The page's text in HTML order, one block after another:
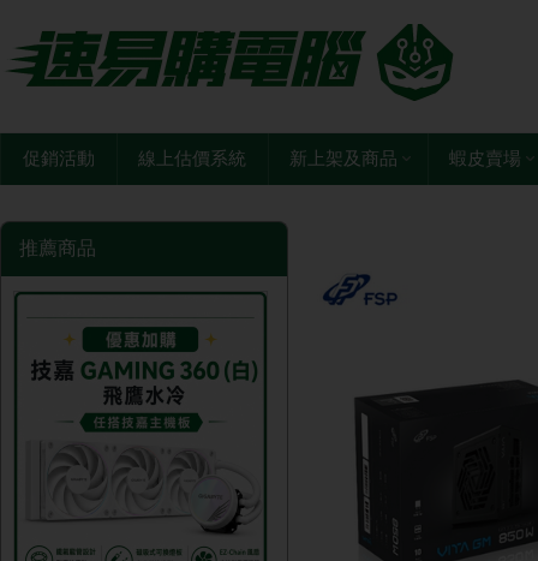
促銷活動 線上估價系統 新上架及商品 蝦皮賣場
推薦商品